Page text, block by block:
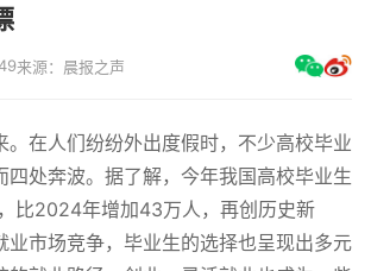
来源：晨报之声
。在人们纷纷外出度假时，不少高校毕业
四处奔波。据了解，今年我国高校毕业生
比2024年增加43万人，再创历史新
业市场竞争，毕业生的选择也呈现出多元